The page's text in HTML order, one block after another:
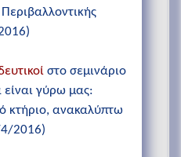
στο σεμινάριο
γύρω μας:
κτήριο, ανακαλύπτω
4/2016)